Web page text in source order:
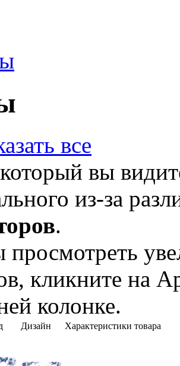
все
вы
из-за
.
просмотреть
кликните на
колонке.
Дизайн
Характеристики товара